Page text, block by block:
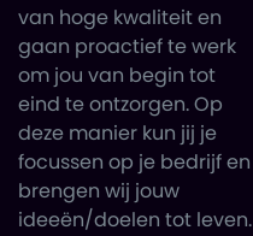
van hoge kwaliteit en
gaan proactief te werk
om jou van begin tot
eind te ontzorgen. Op
deze manier kun jij je
focussen op je bedrijf en
brengen wij jouw
ideeën/doelen tot leven.